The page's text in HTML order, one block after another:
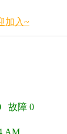
加入~
故障 0
AM